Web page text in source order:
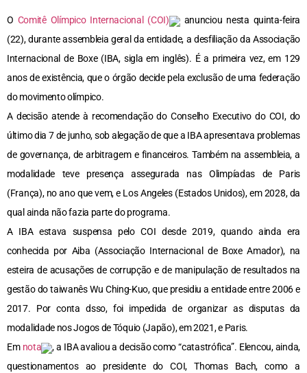
O Comitê Olímpico Internacional (COI)
anunciou nesta quinta-feira
(22), durante assembleia geral da entidade, a desfiliação da Associação
Internacional de Boxe (IBA, sigla em inglês). É a primeira vez, em 129
anos de existência, que o órgão decide pela exclusão de uma federação
do movimento olímpico.
A decisão atende à recomendação do Conselho Executivo do COI, do
último dia 7 de junho, sob alegação de que a IBA apresentava problemas
de governança, de arbitragem e financeiros. Também na assembleia, a
modalidade teve presença assegurada nas Olimpíadas de Paris
(França), no ano que vem, e Los Angeles (Estados Unidos), em 2028, da
qual ainda não fazia parte do programa.
A IBA estava suspensa pelo COI desde 2019, quando ainda era
conhecida por Aiba (Associação Internacional de Boxe Amador), na
esteira de acusações de corrupção e de manipulação de resultados na
gestão do taiwanês Wu Ching-Kuo, que presidiu a entidade entre 2006 e
2017. Por conta dsso, foi impedida de organizar as disputas da
modalidade nos Jogos de Tóquio (Japão), em 2021, e Paris.
Em nota
, a IBA avaliou a decisão como “catastrófica”. Elencou, ainda,
questionamentos ao presidente do COI, Thomas Bach, como a